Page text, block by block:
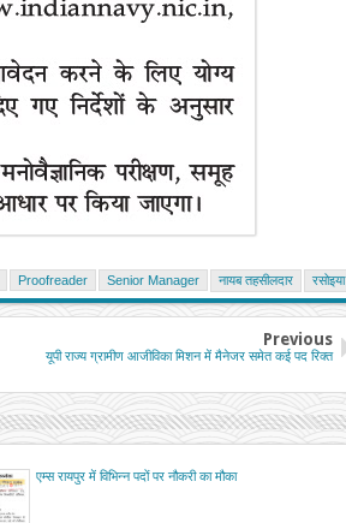
Proofreader Senior Manager नायब तहसीलदार रसोइया
Previous
यूपी राज्य ग्रामीण आजीविका मिशन में मैनेजर समेत कई पद रिक्त
एम्स रायपुर में विभिन्न पदों पर नौकरी का मौका